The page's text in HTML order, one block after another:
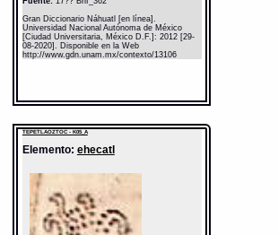
Gran Diccionario Náhuatl [en línea].
Universidad Nacional Autónoma de México
[Ciudad Universitaria, México D.F.]: 2012 [29-
08-2020]. Disponible en la Web
http://www.gdn.unam.mx/contexto/13106
TEPETLAOZTOC - K05_A
Elemento: ehecatl